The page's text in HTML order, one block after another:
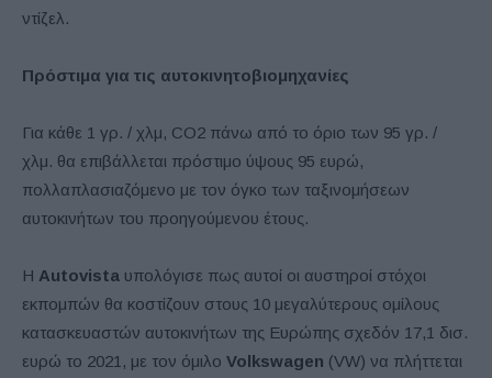
ντίζελ.
Πρόστιμα για τις αυτοκινητοβιομηχανίες
Για κάθε 1 γρ. / χλμ, CO2 πάνω από το όριο των 95 γρ. /
χλμ. θα επιβάλλεται πρόστιμο ύψους 95 ευρώ,
πολλαπλασιαζόμενο με τον όγκο των ταξινομήσεων
αυτοκινήτων του προηγούμενου έτους.
Η Autovista υπολόγισε πως αυτοί οι αυστηροί στόχοι
εκπομπών θα κοστίζουν στους 10 μεγαλύτερους ομίλους
κατασκευαστών αυτοκινήτων της Ευρώπης σχεδόν 17,1 δισ.
ευρώ το 2021, με τον όμιλο Volkswagen (VW) να πλήττεται